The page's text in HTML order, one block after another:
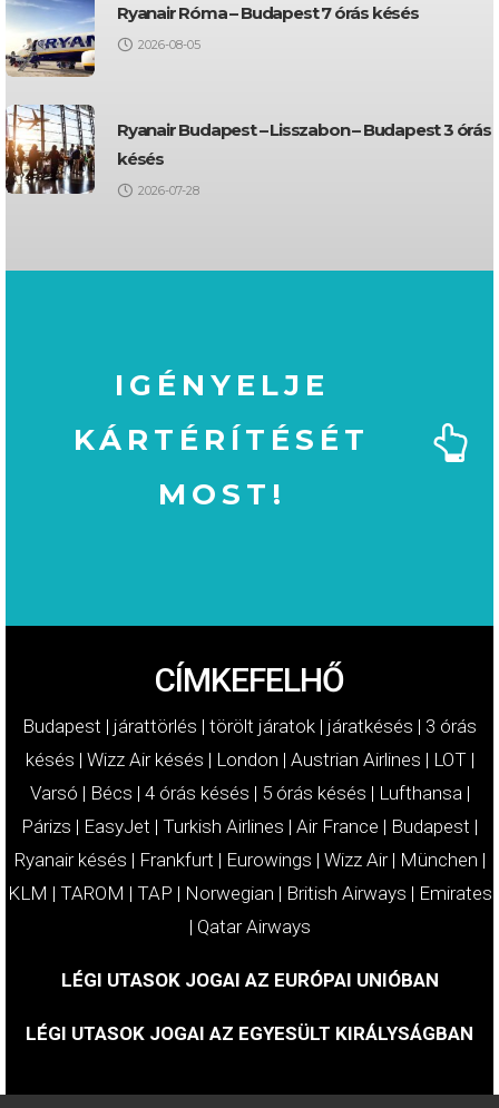
Ryanair Róma – Budapest 7 órás késés
2026-08-05
Ryanair Budapest – Lisszabon – Budapest 3 órás
késés
2026-07-28
IGÉNYELJE
KÁRTÉRÍTÉSÉT
MOST!
CÍMKEFELHŐ
Budapest | járattörlés | törölt járatok | járatkésés | 3 órás
késés | Wizz Air késés | London | Austrian Airlines | LOT|
Varsó | Bécs | 4 órás késés | 5 órás késés | Lufthansa |
Párizs | EasyJet | Turkish Airlines | Air France | Budapest |
Ryanair késés | Frankfurt | Eurowings | Wizz Air| München |
KLM | TAROM | TAP | Norwegian | British Airways | Emirates
| Qatar Airways
LÉGI UTASOK JOGAI AZ EURÓPAI UNIÓBAN
LÉGI UTASOK JOGAI AZ EGYESÜLT KIRÁLYSÁGBAN